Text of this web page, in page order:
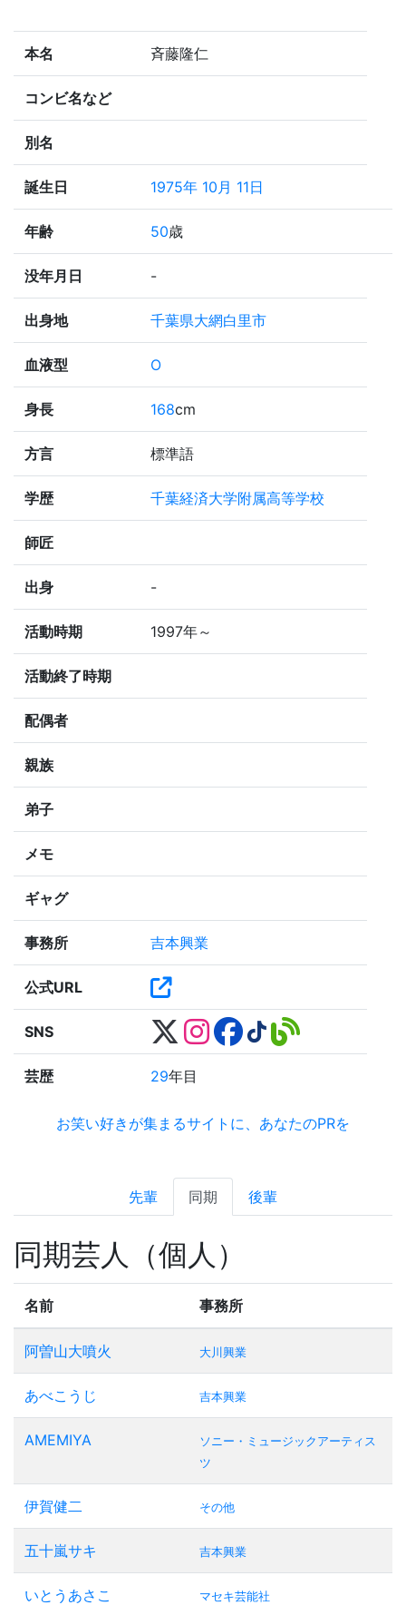
本名 斉藤隆仁
コンビ名など
別名
誕生日 1975年 10月 11日
年齢 50歳
没年月日 -
出身地 千葉県大網白里市
血液型 O
身長 168cm
方言 標準語
学歴 千葉経済大学附属高等学校
師匠
出身 -
活動時期 1997年～
活動終了時期
配偶者
親族
弟子
メモ
ギャグ
事務所 吉本興業
公式URL
SNS
芸歴 29年目
お笑い好きが集まるサイトに、あなたのPRを
先輩 同期 後輩
同期芸人（個人）
名前 事務所
阿曽山大噴火 大川興業
あべこうじ 吉本興業
AMEMIYA
ソニー・ミュージックアーティス
ツ
伊賀健二 その他
五十嵐サキ 吉本興業
いとうあさこ マセキ芸能社